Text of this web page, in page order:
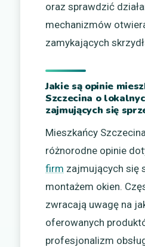
oraz sprawdzić
mechanizmów
zamykających
Jakie są opinie
Szczecina o
zajmujących się
Mieszkańcy
różnorodne opinie
firm zajmujących się
montażem okien.
zwracają uwagę na
oferowanych
profesjonalizm